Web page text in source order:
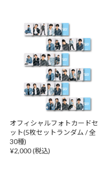
オフィシャルフォトカードセ
ット(5枚セットランダム / 全
30種)
¥2,000 (税込)